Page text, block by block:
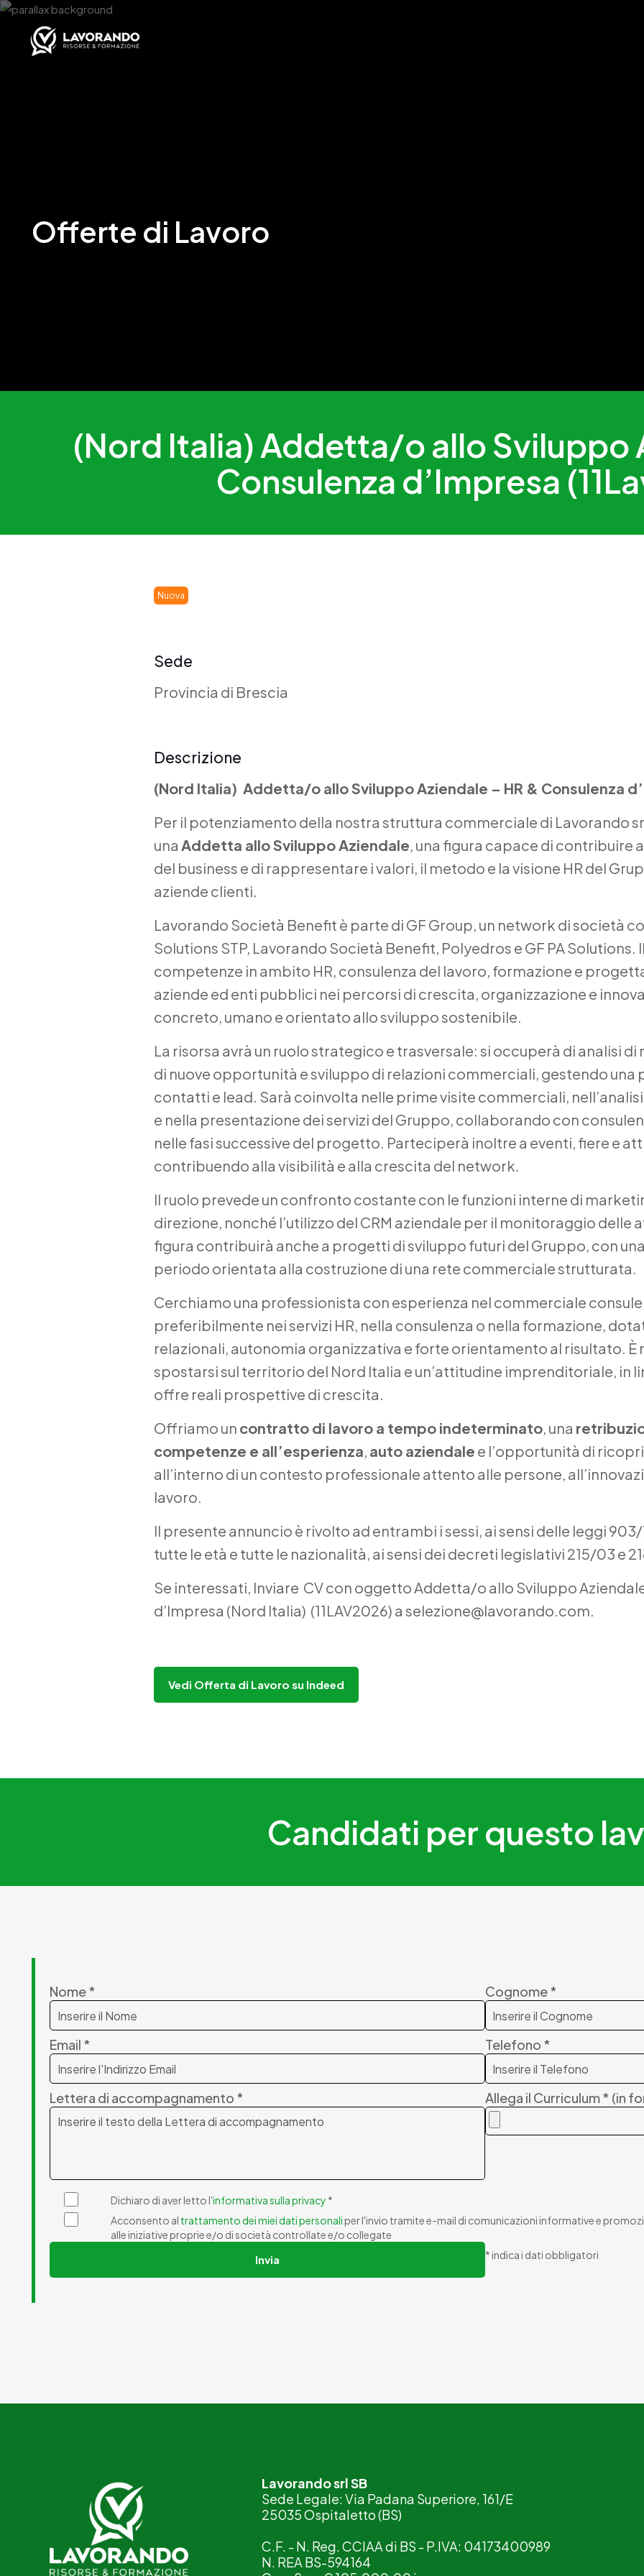
Offerte di Lavoro
(Nord Italia) Addetta/o allo Sviluppo
Consulenza d’Impresa
Nuova
Sede
Provincia di Brescia
Descrizione
(Nord Italia) Addetta/o allo Sviluppo Aziendale – HR & Consulenza
Per il potenziamento della nostra struttura commerciale di Lavorando
una Addetta allo Sviluppo Aziendale, una figura capace di contribuire
del business e di rappresentare i valori, il metodo e la visione HR del
aziende clienti.
Lavorando Società Benefit è parte di GF Group, un network di società
Solutions STP, Lavorando Società Benefit, Polyedros e GF PA
competenze in ambito HR, consulenza del lavoro, formazione e
aziende ed enti pubblici nei percorsi di crescita, organizzazione e
concreto, umano e orientato allo sviluppo sostenibile.
La risorsa avrà un ruolo strategico e trasversale: si occuperà di analisi
di nuove opportunità e sviluppo di relazioni commerciali, gestendo
contatti e lead. Sarà coinvolta nelle prime visite commerciali,
e nella presentazione dei servizi del Gruppo, collaborando con
nelle fasi successive del progetto. Parteciperà inoltre a eventi, fiere e
contribuendo alla visibilità e alla crescita del network.
Il ruolo prevede un confronto costante con le funzioni interne di
direzione, nonché l’utilizzo del CRM aziendale per il monitoraggio delle
figura contribuirà anche a progetti di sviluppo futuri del Gruppo, con
periodo orientata alla costruzione di una rete commerciale strutturata.
Cerchiamo una professionista con esperienza nel commerciale
preferibilmente nei servizi HR, nella consulenza o nella formazione,
relazionali, autonomia organizzativa e forte orientamento al risultato.
spostarsi sul territorio del Nord Italia e un’attitudine imprenditoriale, in
offre reali prospettive di crescita.
Offriamo un contratto di lavoro a tempo indeterminato, una
competenze e all’esperienza, auto aziendale e l’opportunità di
all’interno di un contesto professionale attento alle persone,
lavoro.
Il presente annuncio è rivolto ad entrambi i sessi, ai sensi delle leggi 903/
tutte le età e tutte le nazionalità, ai sensi dei decreti legislativi 215/03 e
Se interessati, Inviare CV con oggetto Addetta/o allo Sviluppo Aziendale
d’Impresa (Nord Italia) (11LAV2026) a selezione@lavorando.com.
Vedi Offerta di Lavoro su Indeed
Candidati per questo
Nome * Cognome *
Email * Telefono *
Lettera di accompagnamento * Allega il Curriculum * (in
Dichiaro di aver letto l'informativa sulla privacy *
Acconsento al trattamento dei miei dati personaliper l'invio tramite e-mail di comunicazioni informative e
alle iniziative proprie e/o di società controllate e/o collegate
Invia * indica i dati obbligatori
Lavorando srl SB
Sede Legale: Via Padana Superiore, 161/E
25035 Ospitaletto (BS)
C.F. - N. Reg. CCIAA di BS - P.IVA: 04173400989
N. REA BS-594164